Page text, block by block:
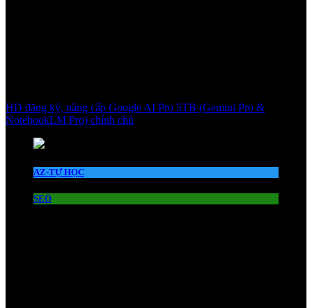
HD đăng ký, nâng cấp Google AI Pro 5TB (Gemini Pro &
NotebookLM Pro) chính chủ
AZ-TỰ HỌC
SEO